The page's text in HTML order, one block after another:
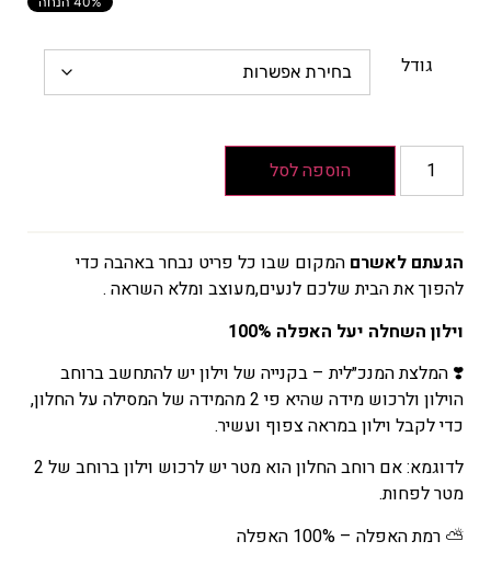
₪392
טווח
מחירים:
המחיר
הנוכחי
₪168
–
₪235
טווח
מחירים:
עד
גודל
הוספה לסל
הגעתם לאשרם המקום שבו כל פריט נבחר באהבה כדי
להפוך את הבית שלכם לנעים,מעוצב ומלא השראה .
וילון השחלה יעל האפלה 100%
❣️ המלצת המנכ״לית – בקנייה של וילון יש להתחשב ברוחב
הוילון ולרכוש מידה שהיא פי מהמידה שלהמסילה עלהחלון,
כדילקבל וילוןבמראהצפוף ועשיר.
לדוגמא: אם רוחב החלון הוא מטר יש לרכוש וילון ברוחב של 2
מטר לפחות.
⛅ רמת האפלה – 100% האפלה